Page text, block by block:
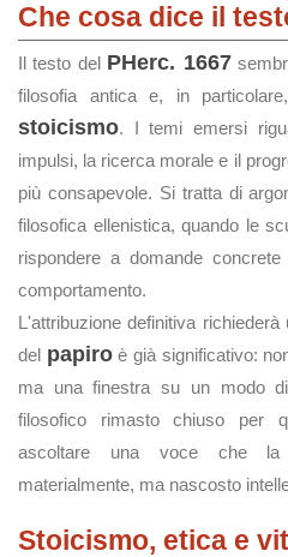
Che cosa dice il
Il testo del PHerc. 1667
filosofia antica e, in
stoicismo. I temi emersi
impulsi, la ricerca morale e il
più consapevole. Si tratta di
filosofica ellenistica, quando le
rispondere a domande
comportamento.
L'attribuzione definitiva
del papiroè già significativo:
ma una finestra su un modo
filosofico rimasto chiuso per
ascoltare una voce che la
materialmente, ma nascosto
Stoicismo, etica e